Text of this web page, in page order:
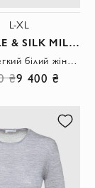
L-XL
CASHMERE & SILK MILANO
Джемпер легкий білий жіночий
₴9 400 ₴